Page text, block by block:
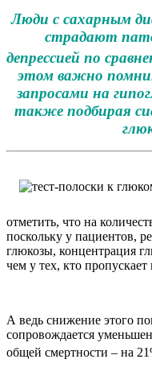
Люди с сахарным
страдают
депрессией по
этом важно
запросами на
также подбирая
отметить, что на
поскольку у пациентов,
глюкозы, концентрация
чем у тех, кто пропускает
А ведь снижение этого
сопровождается
общей смертности – на